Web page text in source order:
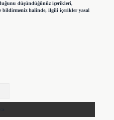
düşündüğünüz içerikleri,
bildirmeniz halinde, ilgili içerikler yasal